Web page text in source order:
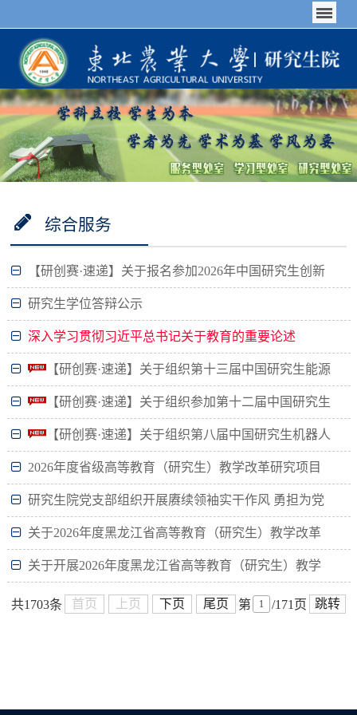
综合服务
【研创赛·速递】关于报名参加2026年中国研究生创新
实践系列大赛的通知
研究生学位答辩公示
深入学习贯彻习近平总书记关于教育的重要论述
【研创赛·速递】关于组织第十三届中国研究生能源
装备创新设计大赛校内选拔赛的通知
【研创赛·速递】关于组织参加第十二届中国研究生
智慧城市技术与创意设计大赛校内选拔赛的通知
【研创赛·速递】关于组织第八届中国研究生机器人
创新设计大赛校内选拔赛的通知
2026年度省级高等教育（研究生）教学改革研究项目
推荐结果的公示
研究生院党支部组织开展赓续领袖实干作风 勇担为党
育人使命主题党日活动
关于2026年度黑龙江省高等教育（研究生）教学改革
研究项目拟推荐结题项目的公示
关于开展2026年度黑龙江省高等教育（研究生）教学
改革研究项目结题验收及立项工作的通知
共1703条 首页 上页 下页 尾页 第 /171页 跳转